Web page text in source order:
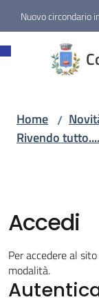
Vai al contenuto
Vai alla navigazione
Vai al footer
Nuovo circondario
Servizi
Vivere
Fontanelice
Home /
Rivendo
Accedi
Per accedere al
modalità.